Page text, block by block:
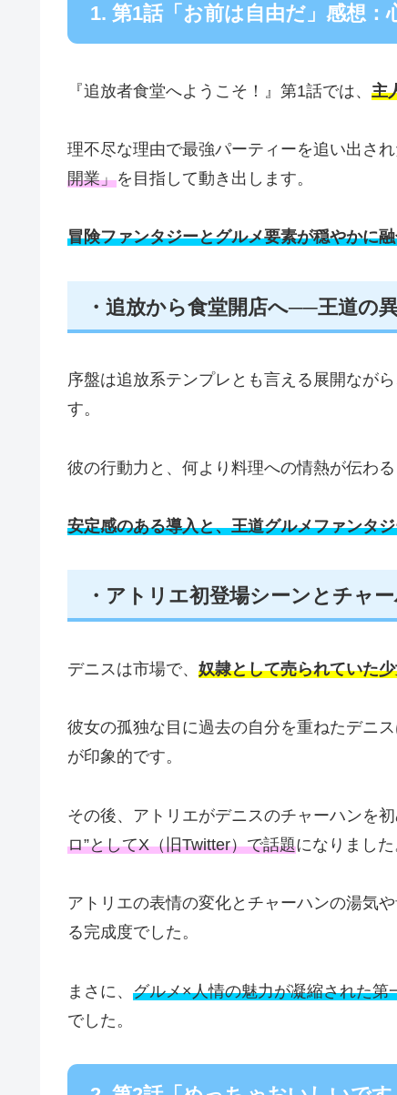
1. 第1話「お前は自由だ」感想
『追放者食堂へようこそ！』第1話では、 主
理不尽な理由で最強パーティーを追い出さ
開業」を目指して動き出します。
冒険ファンタジーとグルメ要素が穏やかに
・追放から食堂開店へ──王道の
序盤は追放系テンプレとも言える展開ながら
す。
彼の行動力と、何より料理への情熱が伝わ
安定感のある導入と、王道グルメファンタ
・アトリエ初登場シーンとチャ
デニスは市場で、 奴隷として売られていた
彼女の孤独な目に過去の自分を重ねたデニ
が印象的です。
その後、アトリエがデニスのチャーハンを初
ロ”としてX（旧Twitter）で話題になりました
アトリエの表情の変化とチャーハンの湯気や
る完成度でした。
まさに、 グルメ×人情の魅力が凝縮された第
でした。